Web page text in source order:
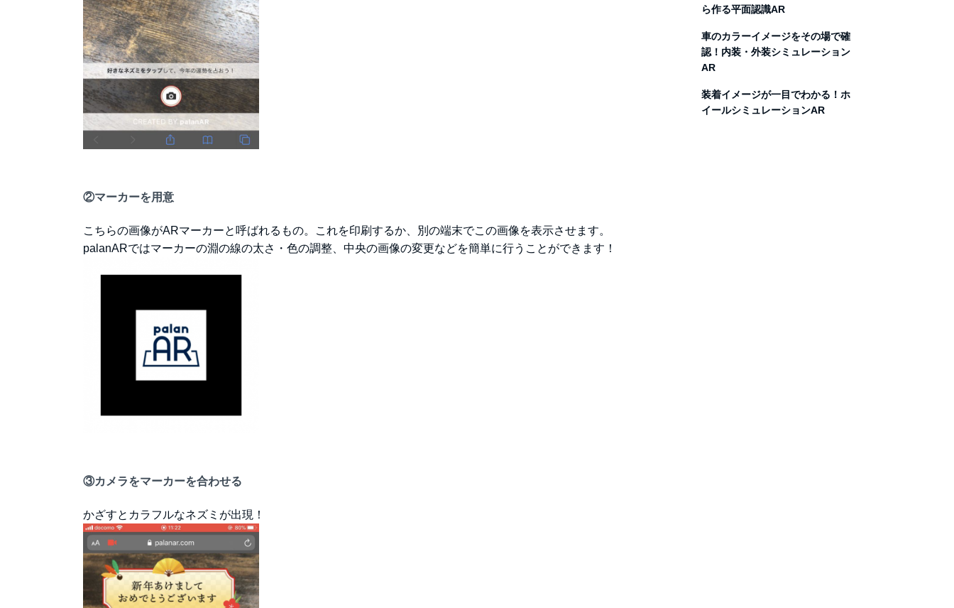
②マーカーを用意
こちらの画像がARマーカーと呼ばれるもの。これを印刷するか、別の端末でこの画像を表示させます。
palanARではマーカーの淵の線の太さ・色の調整、中央の画像の変更などを簡単に行うことができます！
③カメラをマーカーを合わせる
かざすとカラフルなネズミが出現！
ら作る平面認識AR
車のカラーイメージをその場で確
認！内装・外装シミュレーション
AR
装着イメージが一目でわかる！ホ
イールシミュレーションAR